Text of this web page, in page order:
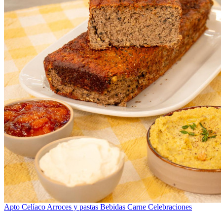
Apto Celíaco Arroces y pastas Bebidas Carne Celebraciones